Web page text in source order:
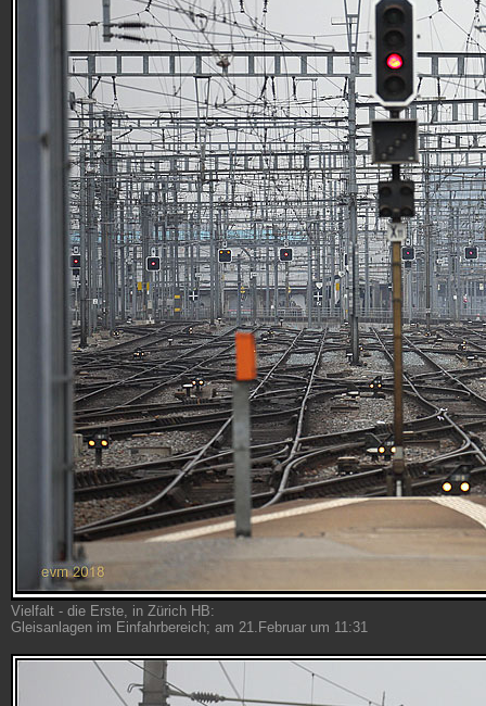
Vielfalt - die Erste, in Zürich HB:
Gleisanlagen im Einfahrbereich; am 21.Februar um 11:31